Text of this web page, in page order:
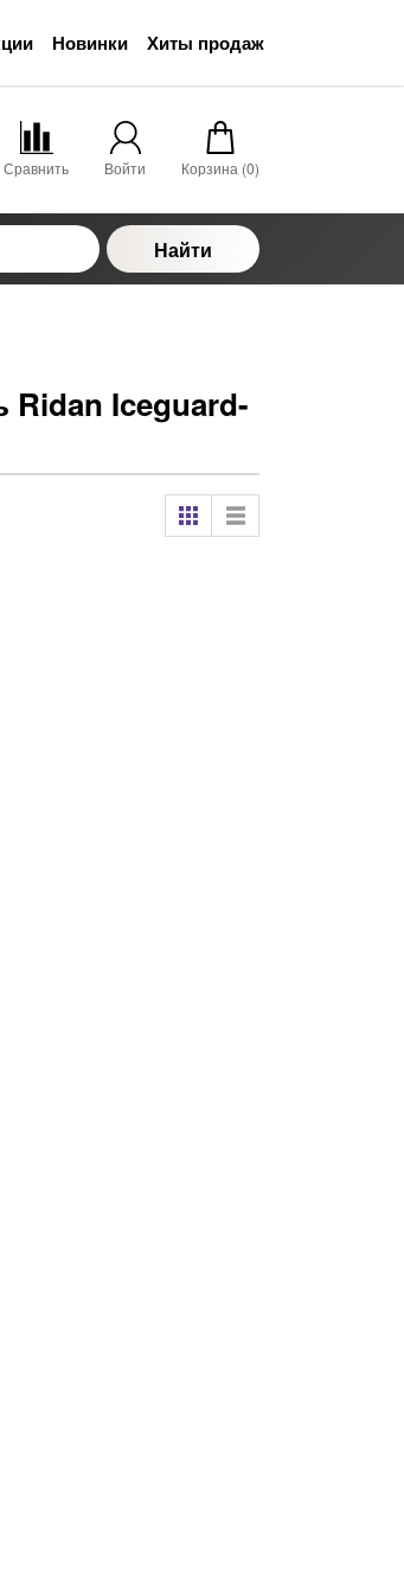
Новинки Хиты продаж
Сравнить Войти Корзина (0)
Найти
Iceguard-